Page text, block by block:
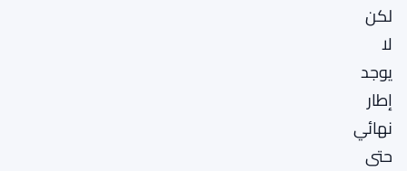
لكن
لا
يوجد
إطار
نهائي
حتى